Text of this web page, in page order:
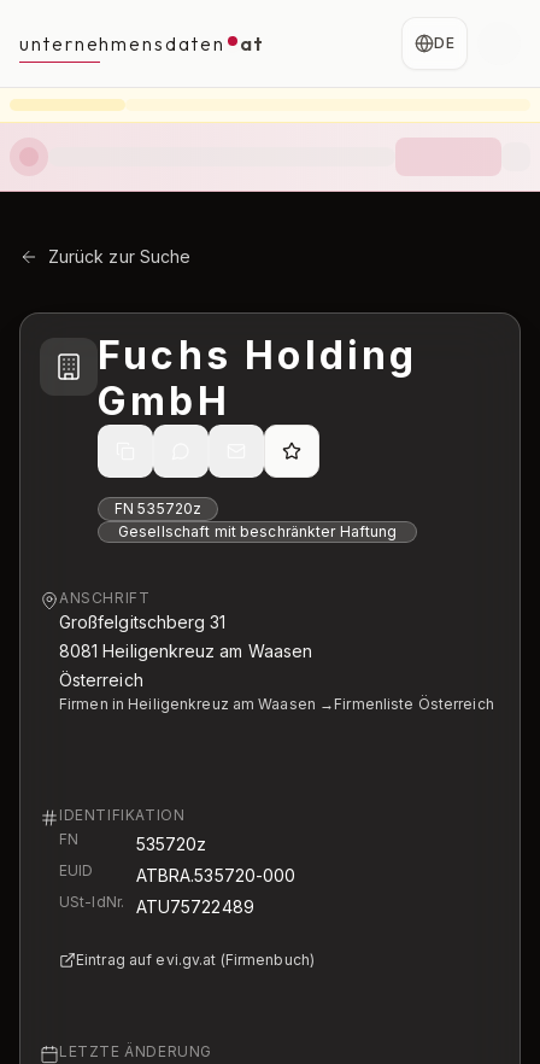
unternehmensdaten at DE
Zurück zur Suche
Fuchs Holding
GmbH
FN535720z
Gesellschaft mit beschränkter Haftung
ANSCHRIFT
Großfelgitschberg 31
8081Heiligenkreuz am Waasen
Österreich
Firmen in Heiligenkreuz am Waasen → Firmenliste Österreich
IDENTIFIKATION
FN
535720z
EUID ATBRA.535720-000
USt-IdNr. ATU75722489
Eintrag auf evi.gv.at (Firmenbuch)
LETZTE ÄNDERUNG